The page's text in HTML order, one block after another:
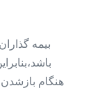
بیمه
هنگام